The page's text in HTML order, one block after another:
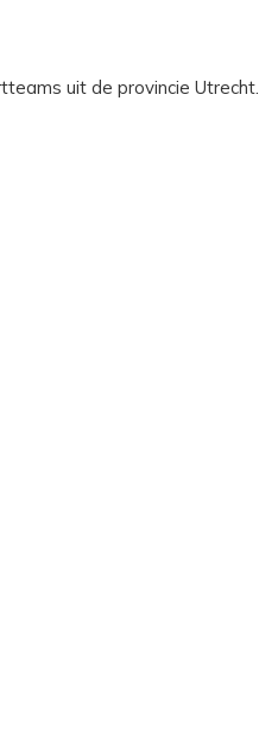
uit de provincie Utrecht.